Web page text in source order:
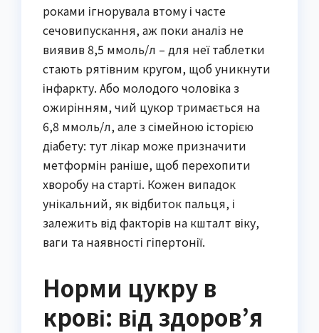
роками ігнорувала втому і часте
сечовипускання, аж поки аналіз не
виявив 8,5 ммоль/л – для неї таблетки
стають рятівним кругом, щоб уникнути
інфаркту. Або молодого чоловіка з
ожирінням, чий цукор тримається на
6,8 ммоль/л, але з сімейною історією
діабету: тут лікар може призначити
метформін раніше, щоб перехопити
хворобу на старті. Кожен випадок
унікальний, як відбиток пальця, і
залежить від факторів на кшталт віку,
ваги та наявності гіпертонії.
Норми цукру в
крові: від здоров’я